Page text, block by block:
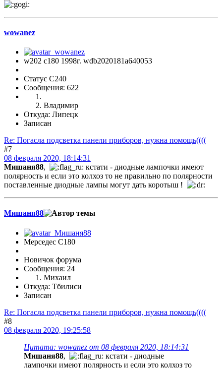
wowanez
w202 c180 1998г. wdb2020181a640053
Статус C240
Сообщения: 622
Владимир
Откуда: Липецк
Записан
Re: Погасла подсветка панели приборов, нужна помощь((((
#7
08 февраля 2020, 18:14:31
Мишаня88,
кстати - диодные лампочки имеют
полярность и если это колхоз то не правильно по полярности
поставленные диодные лампы могут дать коротыш !
Мишаня88
Мерседес C180
Новичок форума
Сообщения: 24
Михаил
Откуда: Тбилиси
Записан
Re: Погасла подсветка панели приборов, нужна помощь((((
#8
08 февраля 2020, 19:25:58
Цитата: wowanez от 08 февраля 2020, 18:14:31
Мишаня88,
кстати - диодные
лампочки имеют полярность и если это колхоз то